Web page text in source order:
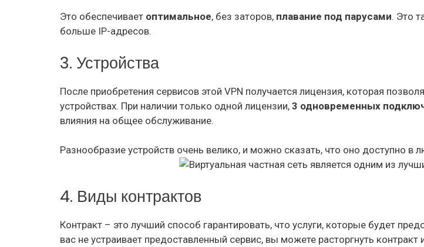
Это обеспечивает оптимальное, без заторов, плавание под парусами. Это
больше IP-адресов.
3. Устройства
После приобретения сервисов этой VPN получается лицензия, которая
устройствах. При наличии только одной лицензии, 3 одновременных
влияния на общее обслуживание.
Разнообразие устройств очень велико, и можно сказать, что оно доступно в
4. Виды контрактов
Контракт – это лучший способ гарантировать, что услуги, которые будет
вас не устраивает предоставленный сервис, вы можете расторгнуть